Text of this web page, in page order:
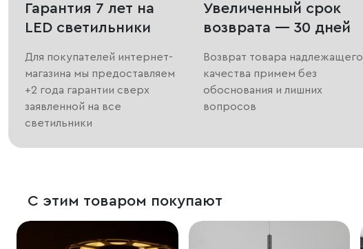
Гарантия 7 лет на
LED светильники
Для покупателей интернет-
магазина мы предоставляем
+2 года гарантии сверх
заявленной на все
светильники
Увеличенный срок
возврата — 30 дней
Возврат товара надлежащего
качества примем без
обоснования и лишних
вопросов
С этим товаром покупают